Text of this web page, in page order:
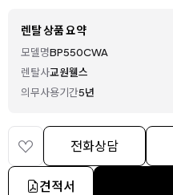
렌탈 상품 요약
모델명BP550CWA
렌탈사교원웰스
의무사용기간5년
전화상담
견적서